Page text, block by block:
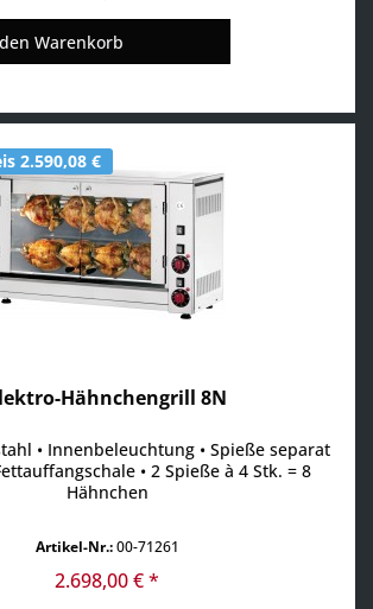
Warenkorb
2.590,08 €
Hähnchengrill 8N
• Innenbeleuchtung • Spieße separat
• 2 Spieße à 4 Stk. = 8
Hähnchen
Artikel-Nr.:00-71261
2.698,00 € *